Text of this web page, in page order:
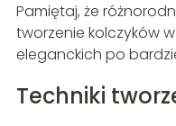
Pamiętaj, że
tworzenie kolczyków
eleganckich po
Techniki